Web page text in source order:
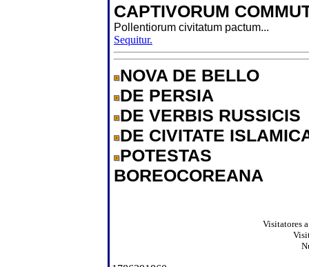
CAPTIVORUM
Pollentiorum civitatum pactum...
Sequitur.
NOVA DE BELLO
DE PERSIA
DE VERBIS RUSSICIS
DE CIVITATE
POTESTAS
BOREOCOREANA
Visitatores